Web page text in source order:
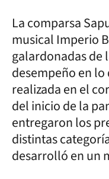
La comparsa
musical Imperio
galardonadas de
desempeño en
realizada en el
del inicio de la
entregaron los
distintas
desarrolló en un